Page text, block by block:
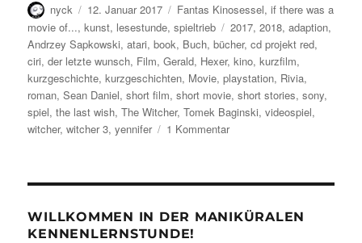
Autor
nyck
Veröffentlicht
am
12. Januar 2017 Kategorien
Fantas Kinosessel,if there was a
movie of...,kunst, lesestunde,spieltrieb Schlagwörter
2017,2018,adaption,
Andrzey Sapkowski,atari,book, Buch,bücher,cd projekt red,
ciri,der letzte wunsch, Film,Gerald, Hexer,kino,kurzfilm,
kurzgeschichte,kurzgeschichten, Movie,playstation, Rivia,
roman,Sean Daniel,short film,short movie,short stories,sony,
spiel,the last wish,The Witcher,Tomek Baginski,videospiel,
witcher,witcher 3,yennifer 1 Kommentarzu
–
Spiel
WILLKOMMEN IN DER MANIKÜRALEN
KENNENLERNSTUNDE!